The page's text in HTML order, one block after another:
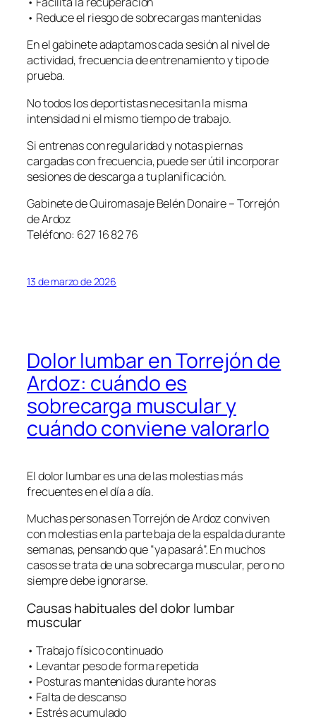
• Reduce el riesgo de sobrecargas mantenidas
En el gabinete adaptamos cada sesión al nivel de
actividad, frecuencia de entrenamiento y tipo de
prueba.
No todos los deportistas necesitan la misma
intensidad ni el mismo tiempo de trabajo.
Si entrenas con regularidad y notas piernas
cargadas con frecuencia, puede ser útil incorporar
sesiones de descarga a tu planificación.
Gabinete de Quiromasaje Belén Donaire – Torrejón
de Ardoz
Teléfono: 627 16 82 76
13 de marzo de 2026
Dolor lumbar en Torrejón de
Ardoz: cuándo es
sobrecarga muscular y
cuándo conviene valorarlo
El dolor lumbar es una de las molestias más
frecuentes en el día a día.
Muchas personas en Torrejón de Ardoz conviven
con molestias en la parte baja de la espalda durante
semanas, pensando que “ya pasará”. En muchos
casos se trata de una sobrecarga muscular, pero no
siempre debe ignorarse.
Causas habituales del dolor lumbar
muscular
• Trabajo físico continuado
• Levantar peso de forma repetida
• Posturas mantenidas durante horas
• Falta de descanso
• Estrés acumulado